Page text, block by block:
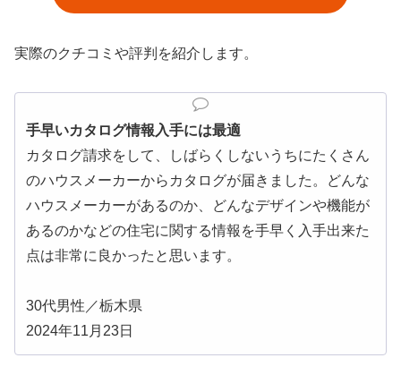
実際のクチコミや評判を紹介します。
手早いカタログ情報入手には最適
カタログ請求をして、しばらくしないうちにたくさん
のハウスメーカーからカタログが届きました。どんな
ハウスメーカーがあるのか、どんなデザインや機能が
あるのかなどの住宅に関する情報を手早く入手出来た
点は非常に良かったと思います。
30代男性／栃木県
2024年11月23日